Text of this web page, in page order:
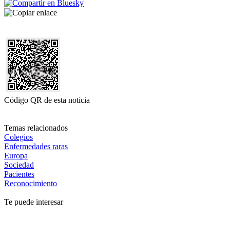
Código QR de esta noticia
Temas relacionados
Colegios
Enfermedades raras
Europa
Sociedad
Pacientes
Reconocimiento
Te puede interesar